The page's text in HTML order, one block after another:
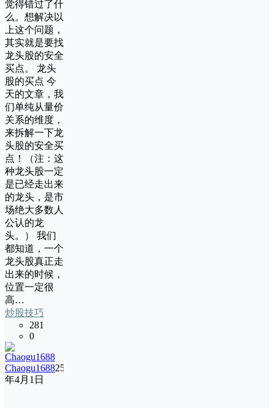
觉得错过了什
么。想解决以
上这个问题，
其实就是要找
龙头股的安全
买点。 龙头
股的买点 今
天的文章，我
们单纯从量价
关系的维度，
来拆解一下龙
头股的安全买
点！（注：这
种龙头股一定
是已经走出来
的龙头，是市
场绝大多数人
公认的龙
头。） 我们
都知道，一个
龙头股真正走
出来的时候，
位置一定很
高…
炒股技巧
281
0
Chaogu168825
年4月1日